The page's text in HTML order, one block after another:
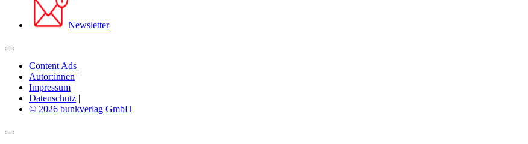
Newsletter
Content Ads |
Autor:innen |
Impressum |
Datenschutz |
© 2026 bunkverlag GmbH